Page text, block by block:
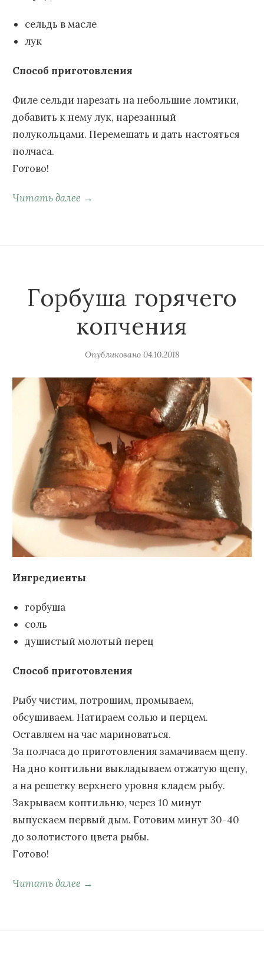
сельдь в масле
лук
Способ приготовления
Филе сельди нарезать на небольшие ломтики,
добавить к нему лук, нарезанный
полукольцами. Перемешать и дать настояться
полчаса.
Готово!
Читать далее →
Горбуша горячего
копчения
Опубликовано 04.10.2018
Ингредиенты
горбуша
соль
душистый молотый перец
Способ приготовления
Рыбу чистим, потрошим, промываем,
обсушиваем. Натираем солью и перцем.
Оставляем на час мариноваться.
За полчаса до приготовления замачиваем щепу.
На дно коптильни выкладываем отжатую щепу,
а на решетку верхнего уровня кладем рыбу.
Закрываем коптильню, через 10 минут
выпускаем первый дым. Готовим минут 30-40
до золотистого цвета рыбы.
Готово!
Читать далее →